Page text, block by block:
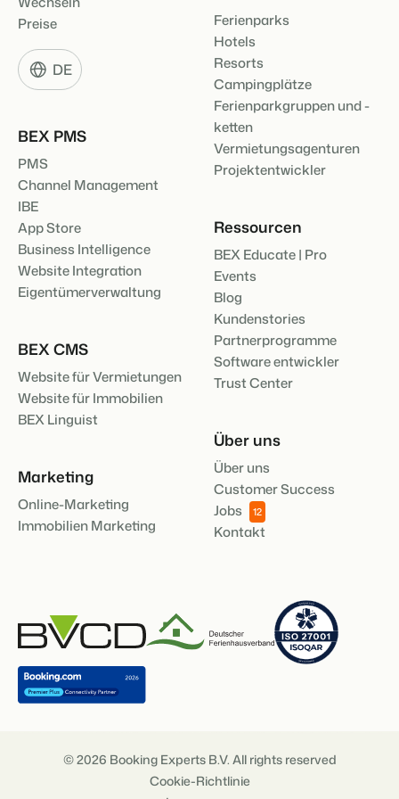
Preise
DE
BEX PMS
PMS
Channel Management
IBE
App Store
Business Intelligence
Website Integration
Eigentümerverwaltung
BEX CMS
Website für Vermietungen
Website für Immobilien
BEX Linguist
Marketing
Online-Marketing
Immobilien Marketing
Ferienparks
Hotels
Resorts
Campingplätze
Ferienparkgruppen und -
ketten
Vermietungsagenturen
Projektentwickler
Ressourcen
BEX Educate | Pro
Events
Blog
Kundenstories
Partnerprogramme
Software entwickler
Trust Center
Über uns
Über uns
Customer Success
Jobs
12
Kontakt
© 2026 Booking Experts B.V. All rights reserved
Cookie-Richtlinie